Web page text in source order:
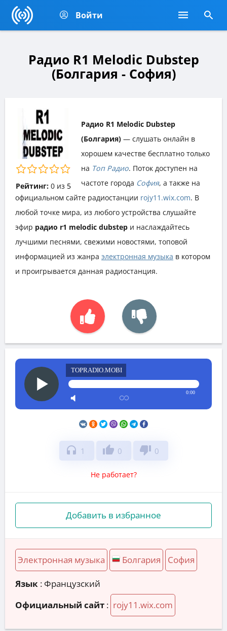
Войти
Радио R1 Melodic Dubstep
(Болгария - София)
Рейтинг: 0из 5
Радио R1 Melodic Dubstep
(Болгария) — слушать онлайн в
хорошем качестве бесплатно только
на Топ Радио. Поток доступен на
частоте города София, а также на
официальном сайте радиостанции rojy11.wix.com. В
любой точке мира, из любого устройства слушайте
эфир радио r1 melodic dubstep и наслаждайтесь
лучшими песнями, свежими новостями, топовой
информацией из жанра электронная музыка в котором
и проигрывается данная радиостанция.
TOPRADIO.MOBI
0:00
headphones 1 thumb_up 0 thumb_down 0
Не работает?
Добавить в избранное
Электронная музыка Болгария София
Язык : Французский
Официальный сайт : rojy11.wix.com